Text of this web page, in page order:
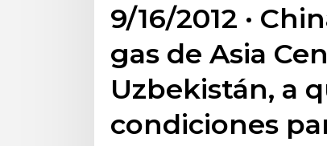
9/16/2012 ·
gas de Asia
Uzbekistán, a
condiciones